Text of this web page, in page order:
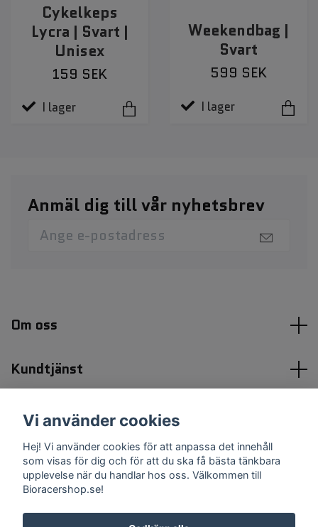
Cykelkeps
Lycra | Svart |
Unisex
159 SEK
I lager
Weekendbag |
Svart
599 SEK
I lager
Anmäl dig till vår nyhetsbrev
Om oss
Kundtjänst
Kontakt & köpvillkor
Sociala medier
Vi använder cookies
Hej! Vi använder cookies för att anpassa det innehåll
som visas för dig och för att du ska få bästa tänkbara
upplevelse när du handlar hos oss. Välkommen till
Bioracershop.se!